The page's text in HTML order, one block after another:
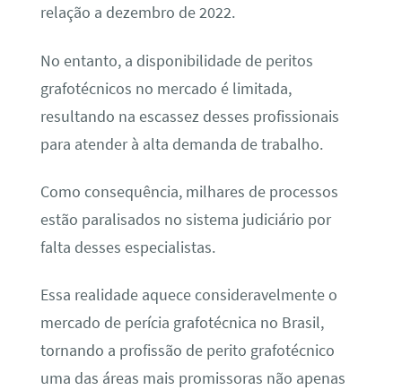
relação a dezembro de 2022.
No entanto, a disponibilidade de peritos
grafotécnicos no mercado é limitada,
resultando na escassez desses profissionais
para atender à alta demanda de trabalho.
Como consequência, milhares de processos
estão paralisados no sistema judiciário por
falta desses especialistas.
Essa realidade aquece consideravelmente o
mercado de perícia grafotécnica no Brasil,
tornando a profissão de perito grafotécnico
uma das áreas mais promissoras não apenas